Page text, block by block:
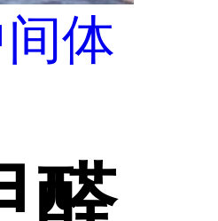
体
醛